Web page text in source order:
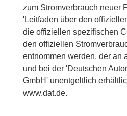
zum Stromverbrauch neuer
'Leitfaden über den
die offiziellen spezifischen
den offiziellen
entnommen werden, der an
und bei der 'Deutschen
GmbH' unentgeltlich
www.dat.de.